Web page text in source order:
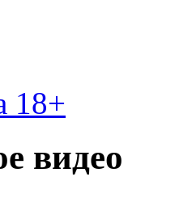
18+
видео